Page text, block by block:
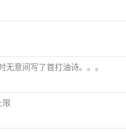
意间写了首打油诗。。。
限